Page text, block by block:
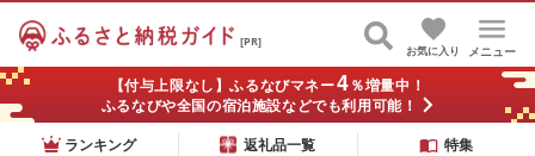
[PR]
メニュー
お気に入り
【付与上限なし】ふるなびマネー4％増量中！
ふるなびや全国の宿泊施設などでも利用可能！
ランキング
返礼品一覧
特集